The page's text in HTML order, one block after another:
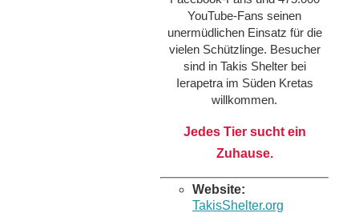
YouTube-Fans seinen
unermüdlichen Einsatz für die
vielen Schützlinge. Besucher
sind in Takis Shelter bei
Ierapetra im Süden Kretas
willkommen.
Jedes Tier sucht ein
Zuhause.
Website:
TakisShelter.org